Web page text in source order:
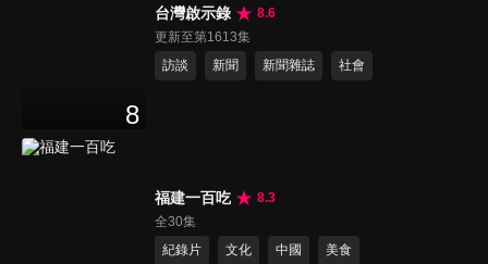
8
台灣啟示錄
8.6
更新至第1613集
訪談
新聞 新聞雜誌 社會
福建一百吃
8.3
全30集
紀錄片
文化 中國 美食